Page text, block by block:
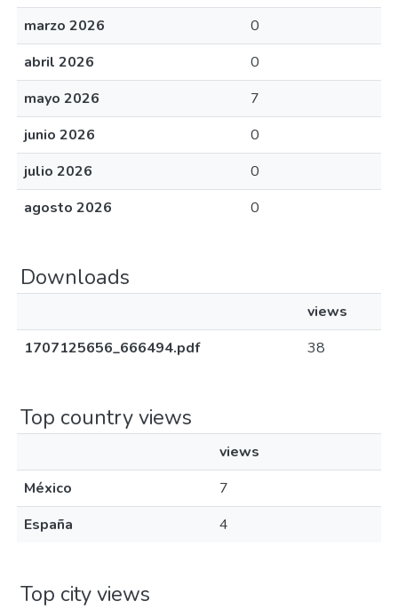
marzo 2026
0
abril 2026
0
mayo 2026
7
junio 2026
0
julio 2026
0
agosto 2026
0
Downloads
views
1707125656_666494.pdf
38
Top country views
views
México
7
España
4
Top city views